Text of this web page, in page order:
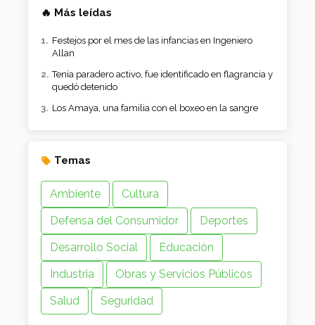
🔥 Más leídas
Festejos por el mes de las infancias en Ingeniero
Allan
Tenía paradero activo, fue identificado en flagrancia y
quedó detenido
Los Amaya, una familia con el boxeo en la sangre
Temas
Ambiente
Cultura
Defensa del Consumidor
Deportes
Desarrollo Social
Educación
Industria
Obras y Servicios Públicos
Salud
Seguridad